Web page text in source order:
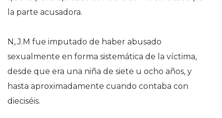
la parte acusadora.
N,.J.M fue imputado de haber abusado
sexualmente en forma sistemática de la víctima,
desde que era una niña de siete u ocho años, y
hasta aproximadamente cuando contaba con
dieciséis.